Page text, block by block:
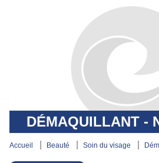
DÉMAQUILLANT -
accueil beauté soin du visage